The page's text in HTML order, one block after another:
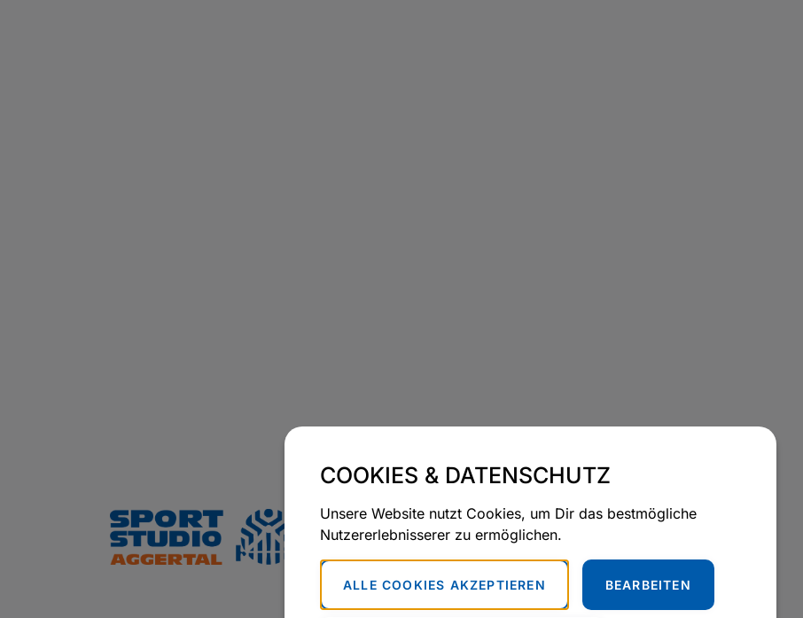
COOKIES & DATENSCHUTZ
Unsere Website nutzt Cookies, um Dir das bestmögliche
Nutzererlebnisserer zu ermöglichen.
ALLE COOKIES AKZEPTIEREN BEARBEITEN